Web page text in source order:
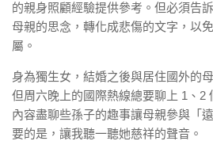
的親身照顧經驗提供參考。但必須告
母親的思念，轉化成悲傷的文字，以
屬。
身為獨生女，結婚之後與居住國外的
但周六晚上的國際熱線總要聊上 1、2
內容盡聊些孫子的趣事讓母親參與「
要的是，讓我聽一聽她慈祥的聲音。